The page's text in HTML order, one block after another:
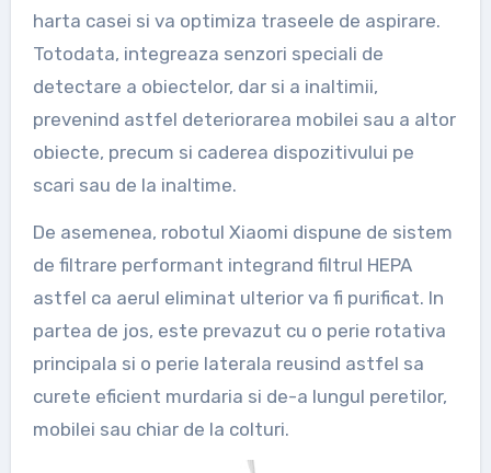
harta casei si va optimiza traseele de aspirare.
Totodata, integreaza senzori speciali de
detectare a obiectelor, dar si a inaltimii,
prevenind astfel deteriorarea mobilei sau a altor
obiecte, precum si caderea dispozitivului pe
scari sau de la inaltime.
De asemenea, robotul Xiaomi dispune de sistem
de filtrare performant integrand filtrul HEPA
astfel ca aerul eliminat ulterior va fi purificat. In
partea de jos, este prevazut cu o perie rotativa
principala si o perie laterala reusind astfel sa
curete eficient murdaria si de-a lungul peretilor,
mobilei sau chiar de la colturi.